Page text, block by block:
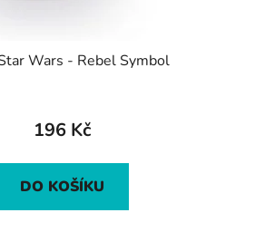
Wars - Rebel Symbol
196 Kč
DO KOŠÍKU